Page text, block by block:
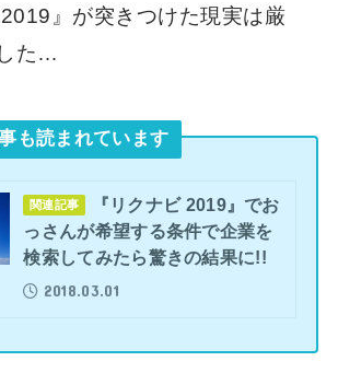
2019』が突きつけた現実は厳
た…
も読まれています
関連記事
『リクナビ 2019』でお
っさんが希望する条件で企業を
検索してみたら驚きの結果に!!
2018.03.01